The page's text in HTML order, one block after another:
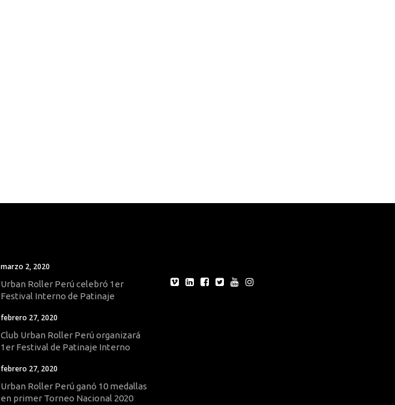
marzo 2, 2020
Urban Roller Perú celebró 1er
Festival Interno de Patinaje
febrero 27, 2020
Club Urban Roller Perú organizará
1er Festival de Patinaje Interno
febrero 27, 2020
Urban Roller Perú ganó 10 medallas
en primer Torneo Nacional 2020